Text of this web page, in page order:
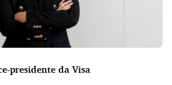
presidente da Visa